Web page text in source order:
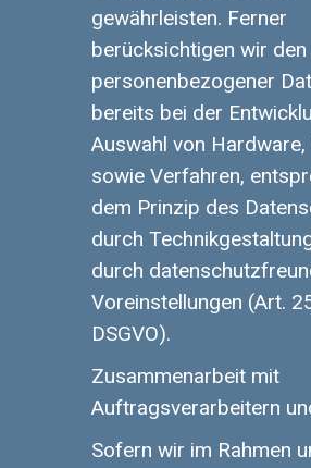
gewährleisten. Ferner
berücksichtigen wir den
personenbezogener
bereits bei der
Auswahl von
sowie Verfahren,
dem Prinzip des
durch
durch
Voreinstellungen (Art.
DSGVO).
Zusammenarbeit mit
Auftragsverarbeitern
Sofern wir im Rahmen